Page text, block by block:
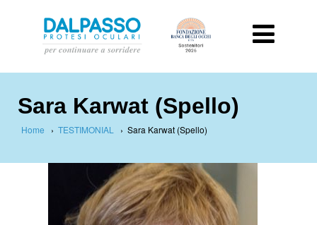
Sara Karwat (Spello)
Home › TESTIMONIAL › Sara Karwat (Spello)